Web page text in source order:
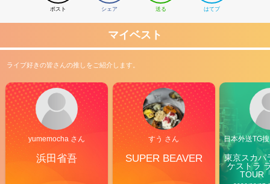
ポスト シェア 送る はてブ
マイベスト
ライブ好きの皆さんの推しをご紹介します。
yumemocha さん
浜田省吾
すう さん
SUPER BEAVER
日本外送TG
東京スカパ
ケストラ
TOUR